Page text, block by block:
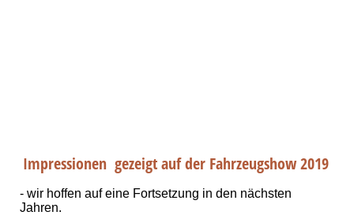
Impressionen gezeigt auf der Fahrzeugshow 2019
- wir hoffen auf eine Fortsetzung in den nächsten
Jahren.